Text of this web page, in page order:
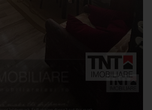
Apartament 2
Tătărași – Doi